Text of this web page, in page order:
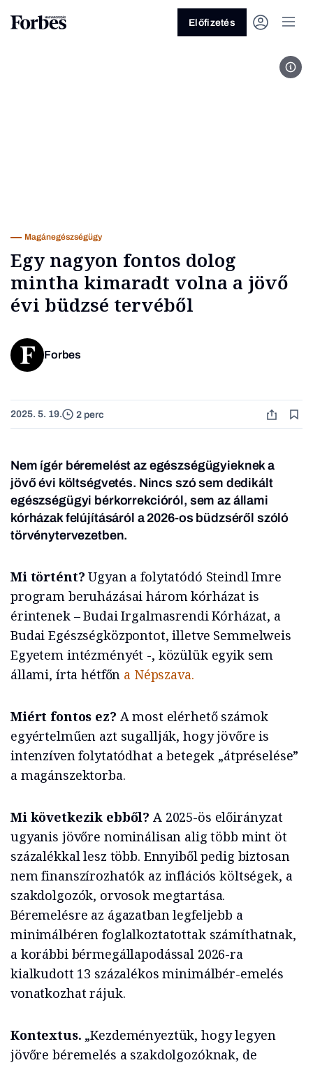
Üzlet
Előfizetés
Magánegészségügy
Egy nagyon fontos dolog
mintha kimaradt volna a jövő
évi büdzsé tervéből
Forbes
2025. 5. 19. 2 perc
Nem ígér béremelést az egészségügyieknek a
jövő évi költségvetés. Nincs szó sem dedikált
egészségügyi bérkorrekcióról, sem az állami
kórházak felújításáról a 2026-os büdzséről szóló
törvénytervezetben.
Mi történt?Ugyan a folytatódó Steindl Imre
program beruházásai három kórházat is
érintenek – Budai Irgalmasrendi Kórházat, a
Budai Egészségközpontot, illetve Semmelweis
Egyetem intézményét -, közülük egyik sem
állami, írta hétfőn a Népszava.
Miért fontos ez? A most elérhető számok
egyértelműen azt sugallják, hogy jövőre is
intenzíven folytatódhat a betegek „átpréselése”
a magánszektorba.
Mi következik ebből? A 2025-ös előirányzat
ugyanis jövőre nominálisan alig több mint öt
százalékkal lesz több. Ennyiből pedig biztosan
nem finanszírozhatók az inflációs költségek, a
szakdolgozók, orvosok megtartása.
Béremelésre az ágazatban legfeljebb a
minimálbéren foglalkoztatottak számíthatnak,
a korábbi bérmegállapodással 2026-ra
kialkudott 13 százalékos minimálbér-emelés
vonatkozhat rájuk.
Kontextus. „Kezdeményeztük, hogy legyen
jövőre béremelés a szakdolgozóknak, de